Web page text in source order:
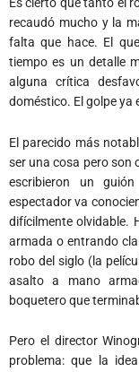
recaudó mucho y la
falta que hace. El
tiempo es un detalle
alguna crítica
doméstico. El golpe ya
El parecido más
ser una cosa pero son
escribieron un
espectador va
difícilmente olvidable.
armada o entrando
robo del siglo (la
asalto a mano
boquetero que
Pero el director
problema: que la